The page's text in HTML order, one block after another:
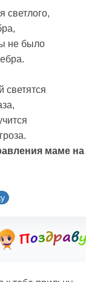
светлого,
не было
светятся
маме